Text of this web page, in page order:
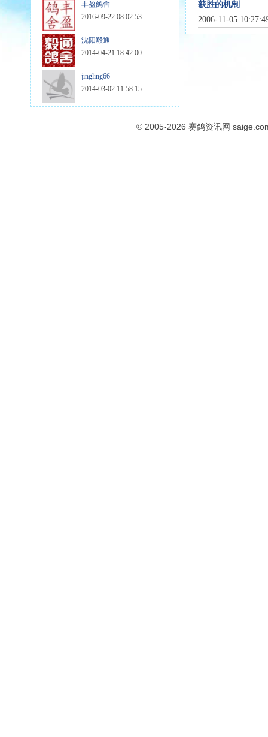
丰盈鸽舍
2016-09-22 08:02:53
沈阳毅通
2014-04-21 18:42:00
jingling66
2014-03-02 11:58:15
获胜的机制
2006-11-05
© 2005-2026 赛鸽资讯网